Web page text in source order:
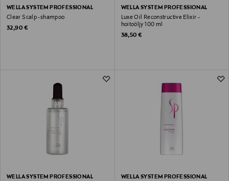
WELLA SYSTEM PROFESSIONAL
Clear Scalp -shampoo
Original Price
32,90 €
WELLA SYSTEM PROFESSIONAL
Luxe Oil Reconstructive Elixir -
hoitoöljy 100 ml
Original Price
38,50 €
WELLA SYSTEM PROFESSIONAL
WELLA SYSTEM PROFESSIONAL